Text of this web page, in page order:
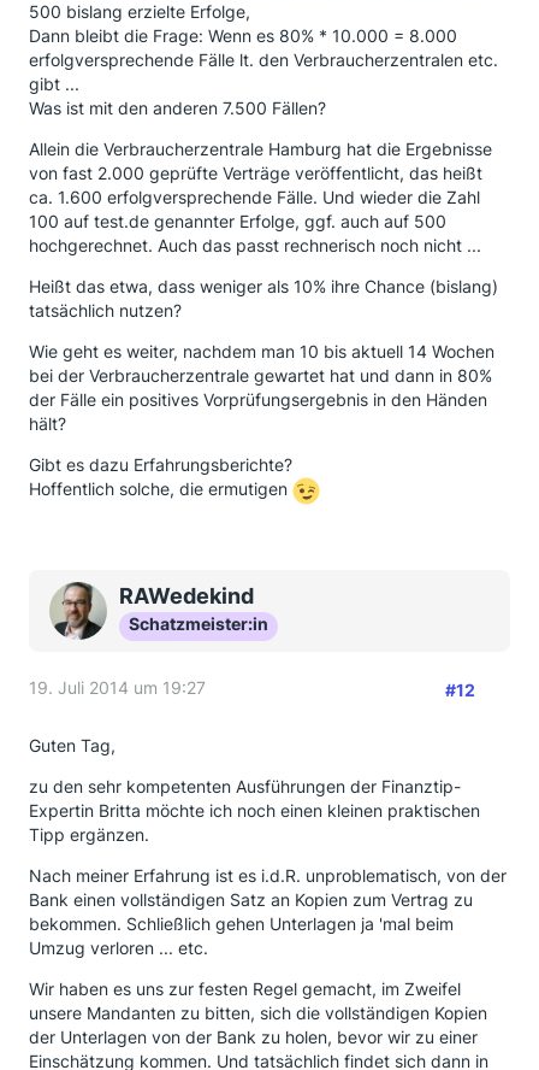
500 bislang erzielte Erfolge,
Dann bleibt die Frage: Wenn es 80% * 10.000 = 8.000
erfolgversprechende Fälle lt. den Verbraucherzentralen etc.
gibt ...
Was ist mit den anderen 7.500 Fällen?
Allein die Verbraucherzentrale Hamburg hat die Ergebnisse
von fast 2.000 geprüfte Verträge veröffentlicht, das heißt
ca. 1.600 erfolgversprechende Fälle. Und wieder die Zahl
100 auf test.de genannter Erfolge, ggf. auch auf 500
hochgerechnet. Auch das passt rechnerisch noch nicht ...
Heißt das etwa, dass weniger als 10% ihre Chance (bislang)
tatsächlich nutzen?
Wie geht es weiter, nachdem man 10 bis aktuell 14 Wochen
bei der Verbraucherzentrale gewartet hat und dann in 80%
der Fälle ein positives Vorprüfungsergebnis in den Händen
hält?
Gibt es dazu Erfahrungsberichte?
Hoffentlich solche, die ermutigen
RAWedekind
Schatzmeister:in
19. Juli 2014 um 19:27 #12
Guten Tag,
zu den sehr kompetenten Ausführungen der Finanztip-
Expertin Britta möchte ich noch einen kleinen praktischen
Tipp ergänzen.
Nach meiner Erfahrung ist es i.d.R. unproblematisch, von der
Bank einen vollständigen Satz an Kopien zum Vertrag zu
bekommen. Schließlich gehen Unterlagen ja 'mal beim
Umzug verloren ... etc.
Wir haben es uns zur festen Regel gemacht, im Zweifel
unsere Mandanten zu bitten, sich die vollständigen Kopien
der Unterlagen von der Bank zu holen, bevor wir zu einer
Einschätzung kommen. Und tatsächlich findet sich dann in